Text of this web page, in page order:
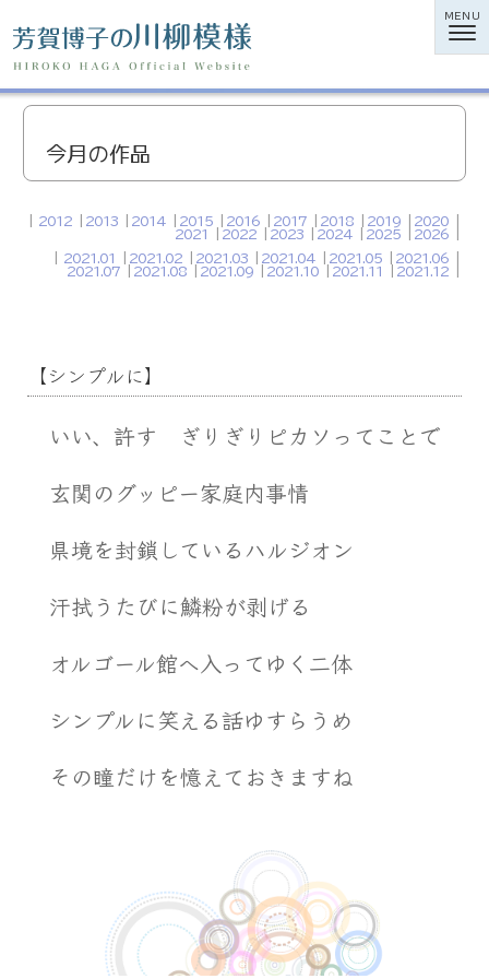
MENU
今月の作品
2012 2013 2014 2015 2016 2017 2018 2019
2020
2021
2022 2023 2024 2025
2026
2021.01
2021.02 2021.03 2021.04 2021.05
2021.06
2021.07
2021.08 2021.09 2021.10 2021.11 2021.12
【シンプルに】
いい、許す ぎりぎりピカソってことで
玄関のグッピー家庭内事情
県境を封鎖しているハルジオン
汗拭うたびに鱗粉が剥げる
オルゴール館へ入ってゆく二体
シンプルに笑える話ゆすらうめ
その瞳だけを憶えておきますね